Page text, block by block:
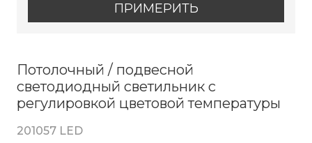
ПРИМЕРИТЬ
Потолочный / подвесной
светодиодный светильник с
регулировкой цветовой температуры
201057 LED